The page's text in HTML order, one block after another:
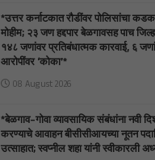
*उत्तर कर्नाटकात रौडींवर पोलिसांचा
मोहीम; २३ जण हद्दपार बेळगावसह पाच
१४८ जणांवर प्रतिबंधात्मक कारवाई, ६
आरोपींवर ‘कोका’*
08 August 2026
*बेळगाव–गोवा व्यावसायिक संबंधांना नवी
करण्याचे आवाहन बीसीसीआयच्या नूतन
उत्साहात; स्वप्नील शहा यांनी स्वीकारली